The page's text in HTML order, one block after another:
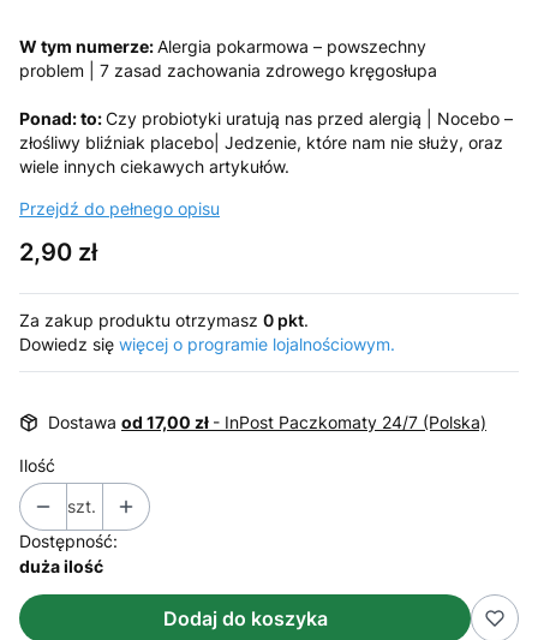
W tym numerze:Alergia pokarmowa – powszechny
problem | 7 zasad zachowania zdrowego kręgosłupa
Ponad: to:Czy probiotyki uratują nas przed alergią | Nocebo –
złośliwy bliźniak placebo| Jedzenie, które nam nie służy, oraz
wiele innych ciekawych artykułów.
Przejdź do pełnego opisu
Cena
2,90 zł
Za zakup produktu otrzymasz 0 pkt.
Dowiedz się więcej o programie lojalnościowym.
Dostawa od 17,00 zł - InPost Paczkomaty 24/7 (Polska)
Ilość
szt.
Dostępność:
duża ilość
Dodaj do koszyka